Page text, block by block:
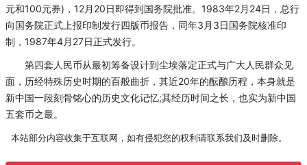
元和100元券)，12月20日即得到国务院批准。1983年2月24日，总行
向国务院正式上报印制发行四版币报告，同年3月3日国务院核准印
制，1987年4月27日正式发行。
第四套人民币从最初筹备设计到尘埃落定正式与广大人民群众见
面，历经特殊历史时期的百般曲折，其近20年的酝酿历程，本身就是
新中国一段刻骨铭心的历史文化记忆;其经历时间之长，也实为新中国
五套币之最。
本站部分内容收集于互联网，如有侵犯您的权利请联系我们及时删除。